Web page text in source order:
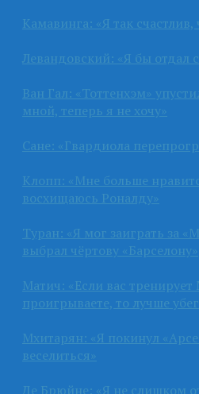
Камавинга: «Я так счастлив,
Левандовский: «Я бы отдал
Ван Гал: «Тоттенхэм»
мной, теперь я не хочу»
Сане: «Гвардиола
Клопп: «Мне больше
восхищаюсь Роналду»
Туран: «Я мог заиграть за
выбрал чёртову «Барселону»
Матич: «Если вас
проигрываете, то лучше
Мхитарян: «Я покинул
веселиться»
Де Брюйне: «Я не слишком